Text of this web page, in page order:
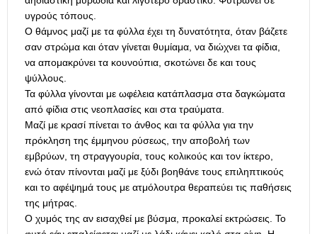
υγρούς τόπους.
Ο θάμνος μαζί με τα φύλλα έχει τη δυνατότητα, όταν βάζετε
σαν στρώμα και όταν γίνεται θυμίαμα, να διώχνει τα φίδια,
να απομακρύνει τα κουνούπια, σκοτώνει δε και τους
ψύλλους.
Τα φύλλα γίνονται με ωφέλεια κατάπλασμα στα δαγκώματα
από φίδια στις νεοπλασίες και στα τραύματα.
Μαζί με κρασί πίνεται το άνθος και τα φύλλα για την
πρόκληση της έμμηνου ρύσεως, την αποβολή των
εμβρύων, τη στραγγουρία, τους κολικούς και τον ίκτερο,
ενώ όταν πίνονται μαζί με ξύδι βοηθάνε τους επιληπτικούς
και το αφέψημά τους με ατμόλουτρα θεραπεύει τις παθήσεις
της μήτρας.
Ο χυμός της αν εισαχθεί με βύσμα, προκαλεί εκτρώσεις. Το